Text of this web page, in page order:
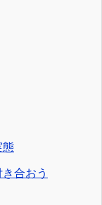
態
合おう